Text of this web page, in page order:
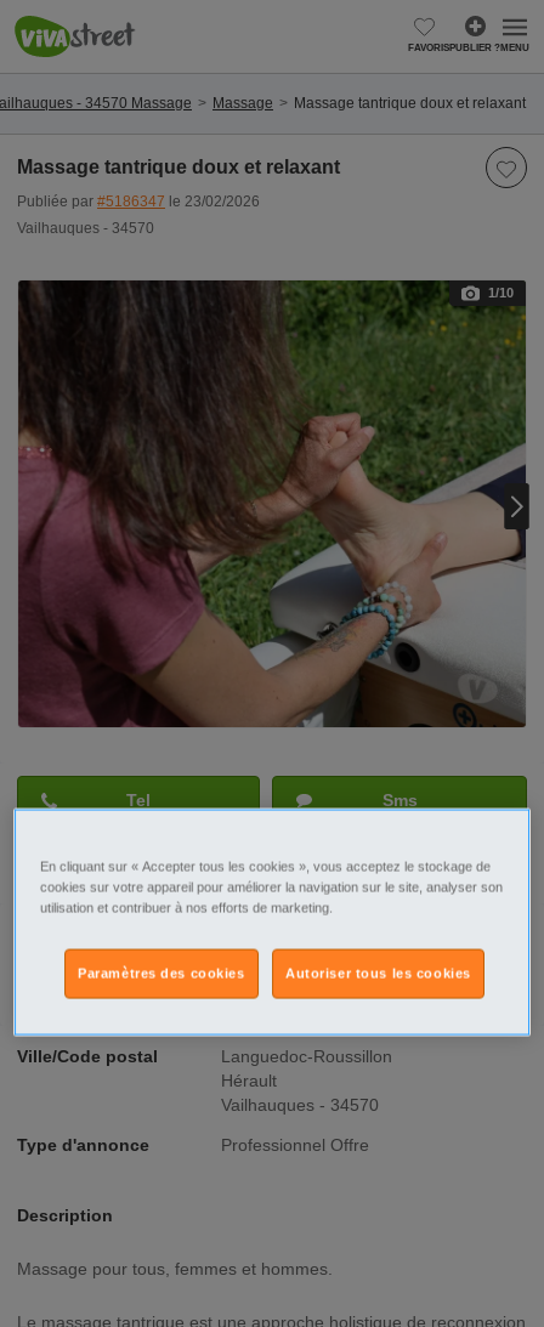
FAVORISPUBLIER ?MENU
- 34570 Massage Massage Massage tantrique doux et relaxant
Massage tantrique doux et relaxant
Publiée par #5186347 le 23/02/2026
Vailhauques - 34570
1/10
Ville/Code postal
Languedoc-Roussillon
Hérault
Vailhauques - 34570
Type d'annonce Professionnel Offre
Description
Massage pour tous, femmes et hommes.
Le massage tantrique est une approche holistique de reconnexion
Tel Sms
Contacter par email
Signaler cette annonce
En cliquant sur « Accepter tous les cookies », vous acceptez le stockage de
cookies sur votre appareil pour améliorer la navigation sur le site, analyser son
utilisation et contribuer à nos efforts de marketing.
Autoriser tous les cookies
Paramètres des cookies